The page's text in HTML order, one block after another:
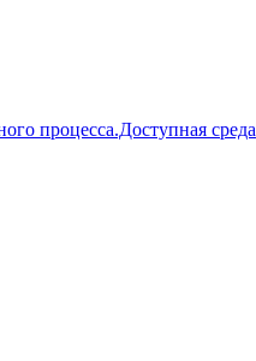
процесса.Доступная среда